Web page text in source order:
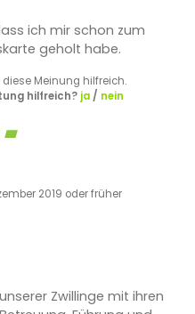
ich mir schon zum
geholt habe.
diese Meinung hilfreich.
hilfreich? ja/ nein
2019 oder früher
Zwillinge mit ihren